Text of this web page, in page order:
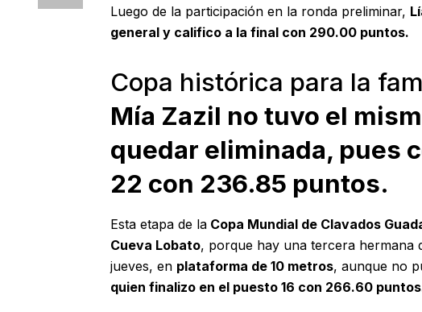
Luego de la participación en la ronda preliminar,
general y califico a la final con 290.00 puntos.
Copa histórica para la
Mía Zazil no tuvo el
quedar eliminada, pues
22 con 236.85 puntos.
Esta etapa de la Copa Mundial de Clavados
Cueva Lobato, porque hay una tercera hermana
jueves, en plataforma de 10 metros, aunque no
quien finalizo en el puesto 16 con 266.60